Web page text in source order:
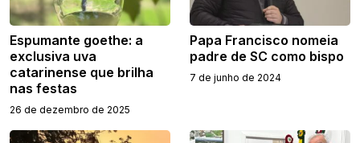
Espumante goethe: a
exclusiva uva
catarinense que brilha
nas festas
26 de dezembro de 2025
Papa Francisco nomeia
padre de SC como bispo
7 de junho de 2024